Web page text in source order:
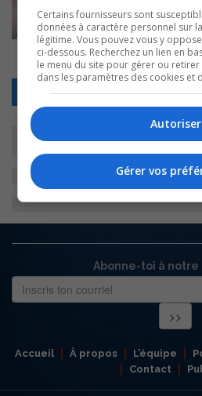
Retour
Abonne-toi à
Accueil À propos L’équipe
Contact
Certains fournisseurs sont
données à caractère personnel sur
légitime. Vous pouvez vous y
ci-dessous. Recherchez un lien en
le menu du site pour gérer ou
dans les paramètres des cookies et
Autoriser
Gérer vos